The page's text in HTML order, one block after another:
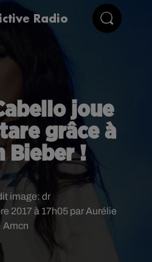
Radio
joue
grâce à
Bieber !
2017 à 17h05 par Aurélie
Amcn
image: dr